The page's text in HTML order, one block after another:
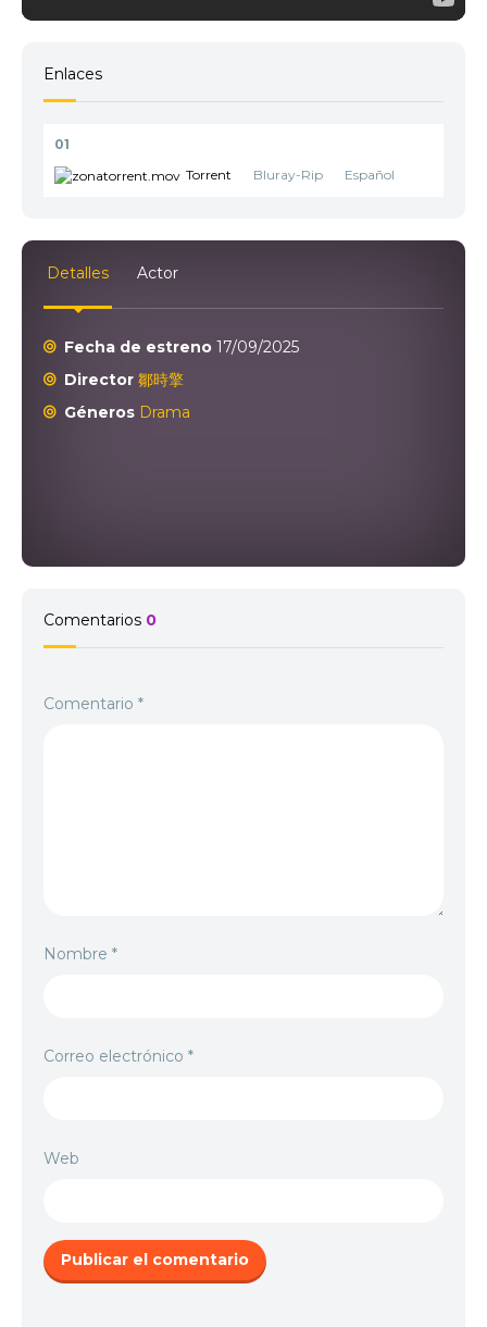
Enlaces
01
Torrent
Bluray-Rip Español
Detalles Actor
Fecha de estreno 17/09/2025
Director 鄒時擎
Géneros Drama
Comentarios 0
Comentario *
Nombre *
Correo electrónico *
Web